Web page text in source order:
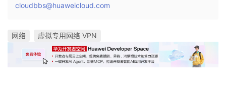
cloudbbs@huaweicloud.com
网络 虚拟专用网络 VPN